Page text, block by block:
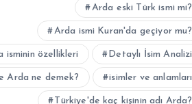
Arda eski Türk ismi mi?
Arda ismi Kuran'da geçiyor mu?
isminin özellikleri Detaylı İsim Analizi
Arda ne demek? isimler ve anlamları
Türkiye'de kaç kişinin adı Arda?